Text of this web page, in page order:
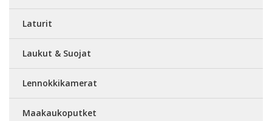
Laturit
Laukut & Suojat
Lennokkikamerat
Maakaukoputket